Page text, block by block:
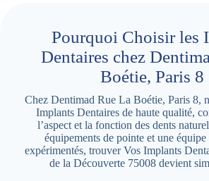
Pourquoi Choisir les
Dentaires chez
Boétie, Paris 8
Chez Dentimad Rue La Boétie, Paris 8,
Implants Dentaires de haute qualité,
l’aspect et la fonction des dents
équipements de pointe et une équipe
expérimentés, trouver Vos Implants
de la Découverte 75008 devient